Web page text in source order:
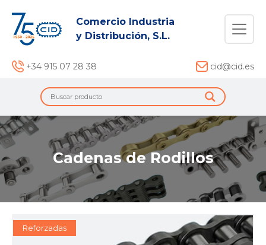
Comercio Industria
y Distribución, S.L.
+34 915 07 28 38 cid@cid.es
Cadenas de Rodillos
Reforzadas